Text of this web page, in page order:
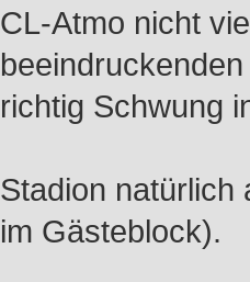
CL-Atmo nicht
richtig Schwung
Stadion natürlich
im Gästeblock).